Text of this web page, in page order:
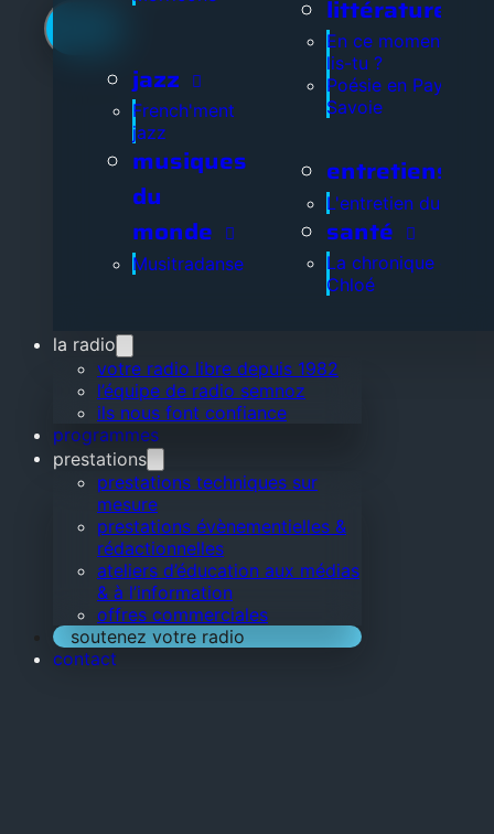
jazz
French'ment
jazz
musiques
du
monde
Musitradanse
littérature
En ce moment, que
lis-tu ?
Poésie en Pays de
Savoie
entretiens
L'entretien du jour
santé
La chronique de
Chloé
la radio
votre radio libre depuis 1982
l’équipe de radio semnoz
ils nous font confiance
programmes
prestations
prestations techniques sur
mesure
prestations évènementielles &
rédactionnelles
ateliers d’éducation aux médias
& à l’information
offres commerciales
soutenez votre radio
contact